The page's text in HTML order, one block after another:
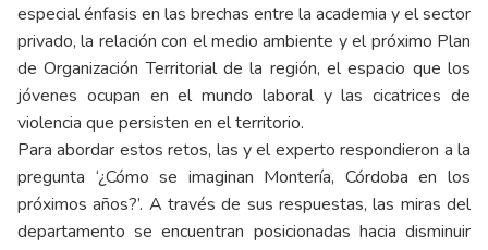
especial énfasis en las brechas entre la academia y el sector
privado, la relación con el medio ambiente y el próximo Plan
de Organización Territorial de la región, el espacio que los
jóvenes ocupan en el mundo laboral y las cicatrices de
violencia que persisten en el territorio.
Para abordar estos retos, las y el experto respondieron a la
pregunta ‘¿Cómo se imaginan Montería, Córdoba en los
próximos años?’. A través de sus respuestas, las miras del
departamento se encuentran posicionadas hacia disminuir